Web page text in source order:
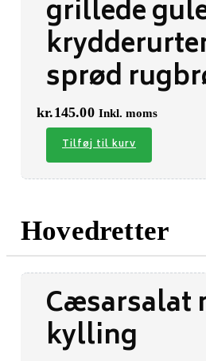
grillede
sprød
kr.145.00 Inkl. moms
Tilføj til kurv
Hovedretter
Cæsarsalat
kylling